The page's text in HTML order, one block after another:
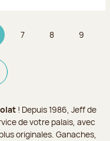
6 sur 9
Page
7 Page
8 Page
9
! Depuis 1986, Jeff de
de votre palais, avec
originales. Ganaches,